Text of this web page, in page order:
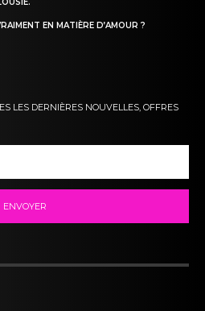
EN MATIÈRE D’AMOUR ?
LES DERNIÈRES NOUVELLES, OFFRES
ENVOYER